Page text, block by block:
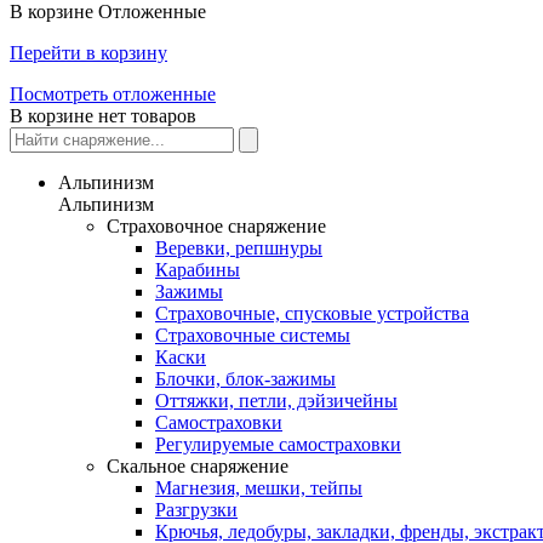
В корзине Отложенные
Перейти в корзину
Посмотреть отложенные
В корзине нет товаров
Альпинизм
Альпинизм
Страховочное снаряжение
Веревки, репшнуры
Карабины
Зажимы
Страховочные, спусковые устройства
Страховочные системы
Каски
Блочки, блок-зажимы
Оттяжки, петли, дэйзичейны
Самостраховки
Регулируемые самостраховки
Скальное снаряжение
Магнезия, мешки, тейпы
Разгрузки
Крючья, ледобуры, закладки, френды,